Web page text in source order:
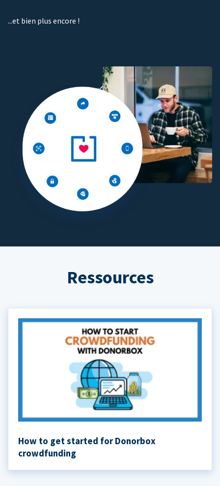
...et bien plus encore !
Ressources
How to get started for Donorbox
crowdfunding